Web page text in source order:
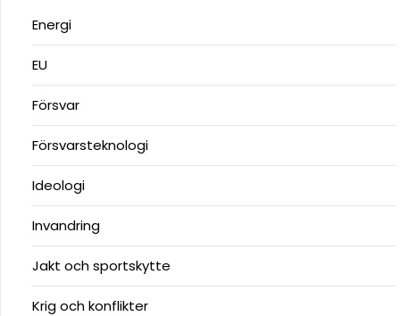
Energi
EU
Försvar
Försvarsteknologi
Ideologi
Invandring
Jakt och sportskytte
Krig och konflikter